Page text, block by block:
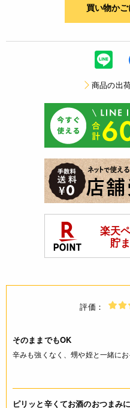
買い物か
商品の出
評価：
そのままでもOK
辛みも強くなく、甥や姪と一緒に
ピリッと辛くてお酒のおつまみ